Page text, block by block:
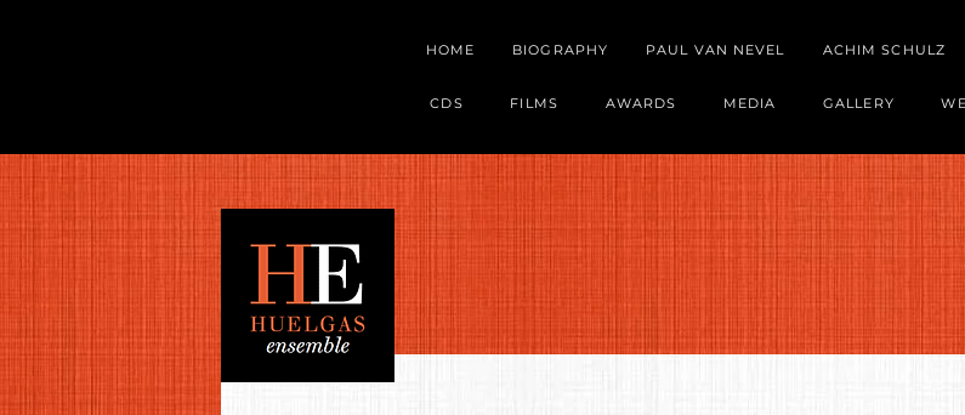
HOME BIOGRAPHY PAUL VAN NEVEL ACHIM SCHULZ
CDS FILMS AWARDS MEDIA GALLERY